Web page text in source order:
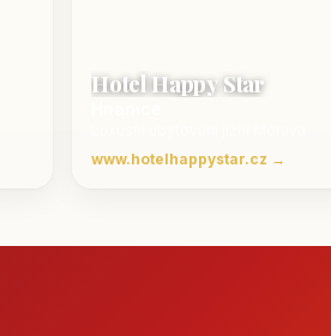
Hotel Happy Star
www.hotelhappystar.cz →